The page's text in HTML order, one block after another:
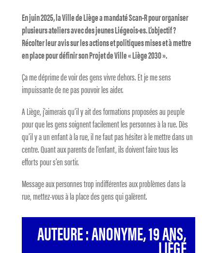
En juin 2025, la Ville de Liège a mandaté Scan-R pour organiser
plusieurs ateliers avec des jeunes Liégeois·es. L’objectif ?
Récolter leur avis sur les actions et politiques mises et à mettre
en place pour définir son Projet de Ville « Liège 2030 ».
Ça me déprime de voir des gens vivre dehors. Et je me sens
impuissante de ne pas pouvoir les aider.
A Liège, j’aimerais qu’il y ait des formations proposées au peuple
pour que les gens soignent facilement les personnes à la rue. Dès
qu’il y a un enfant à la rue, il ne faut pas hésiter à le mettre dans un
centre. Quant aux parents de l’enfant, ils doivent faire tous les
efforts pour s’en sortir.
Message aux personnes trop indifférentes aux problèmes dans la
rue, mettez-vous à la place des gens qui galèrent.
AUTEURE : ANONYME, 19 ANS,
LIÈGE